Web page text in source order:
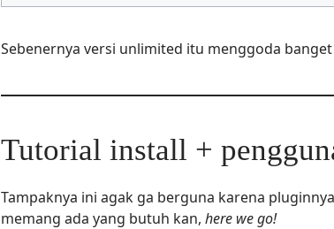
Sebenernya versi unlimited itu menggoda
Tutorial install +
Tampaknya ini agak ga berguna karena
memang ada yang butuh kan, here we go!